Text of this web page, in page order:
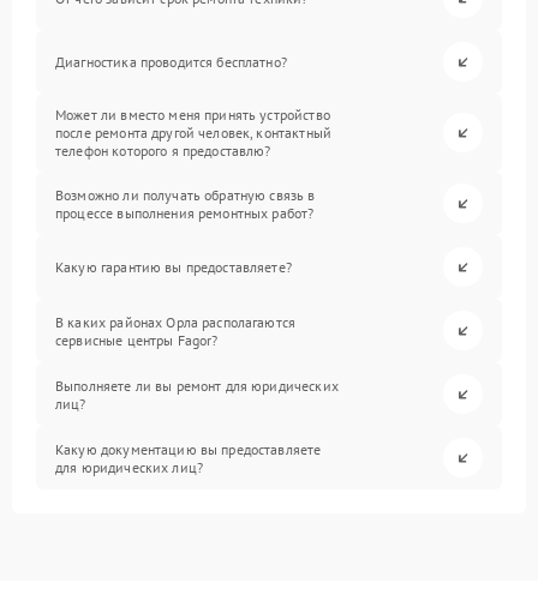
Диагностика проводится бесплатно?
Может ли вместо меня принять устройство
после ремонта другой человек, контактный
телефон которого я предоставлю?
Возможно ли получать обратную связь в
процессе выполнения ремонтных работ?
Какую гарантию вы предоставляете?
В каких районах Орла располагаются
сервисные центры Fagor?
Выполняете ли вы ремонт для юридических
лиц?
Какую документацию вы предоставляете
для юридических лиц?